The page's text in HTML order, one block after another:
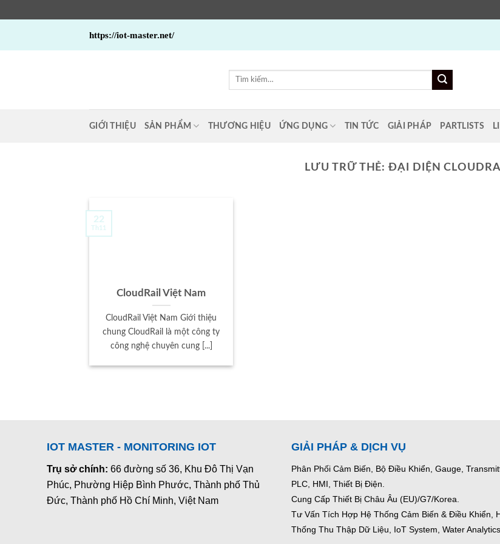
https://iot-master.net/
Tìm
GIỚI THIỆU SẢN PHẨM THƯƠNG HIỆU ỨNG DỤNG TIN TỨC GIẢI PHÁP PARTLISTS
LƯU TRỮ THẺ:ĐẠI DIỆN
CloudRail Việt Nam
CloudRail Việt Nam Giới thiệu
chung CloudRail là một công ty
công nghệ chuyên cung [...]
22
Th11
IOT MASTER - MONITORING IOT
Trụ sở chính: 66 đường số 36, Khu Đô Thị Vạn
Phúc, Phường Hiệp Bình Phước, Thành phố Thủ
Đức, Thành phố Hồ Chí Minh, Việt Nam
GIẢI PHÁP & DỊCH VỤ
Phân Phối Cảm Biến, Bộ Điều Khiển, Gauge,
PLC, HMI, Thiết Bị Điện.
Cung Cấp Thiết Bị Châu Âu (EU)/G7/Korea.
Tư Vấn Tích Hợp Hệ Thống Cảm Biến & Điều Khiển,
Thống Thu Thập Dữ Liệu, IoT System, Water Analytics.